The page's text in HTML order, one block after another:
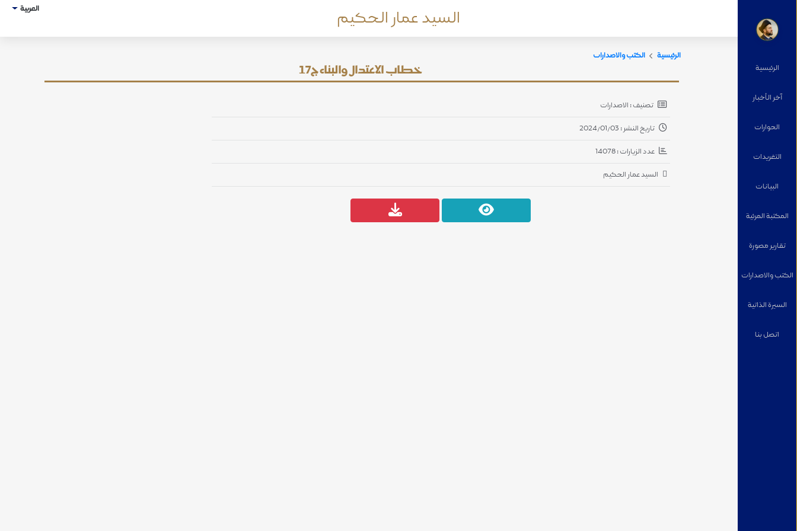
العربية
الرئيسية
آخر الأخبار
الحوارات
التغریدات
البيانات
المكتبة المرئية
تقارير مصورة
الكتب والاصدارات
السيرة الذاتية
اتصل بنا
السيد عمار الحكيم
الرئيسية الكتب والاصدارات
خطاب الاعتدال والبناء ج17
تصنيف : الاصدارات
تاريخ النشر : 2024/01/03
عدد الزيارات : 14078
السيد عمار الحكيم